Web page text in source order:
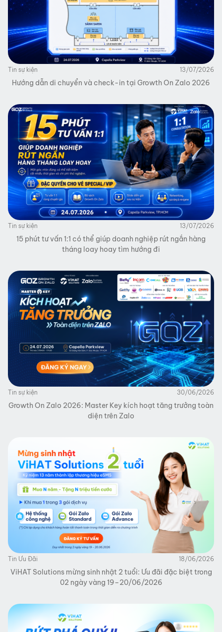
Tin sự kiện 13/07/2026
Hướng dẫn di chuyển và check-in tại Growth On Zalo 2026
Tin sự kiện 13/07/2026
15 phút tư vấn 1:1 có thể giúp doanh nghiệp rút ngắn hàng
tháng loay hoay tìm hướng đi
Tin sự kiện 30/06/2026
Growth On Zalo 2026: Master Key kích hoạt tăng trưởng toàn
diện trên Zalo
Tin Ưu Đãi 18/06/2026
ViHAT Solutions mừng sinh nhật 2 tuổi: Ưu đãi đặc biệt trong
02 ngày vàng 19–20/06/2026